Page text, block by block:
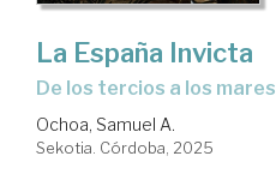
La España Invicta
De los tercios a los mares
Ochoa, Samuel A.
Sekotia. Córdoba, 2025